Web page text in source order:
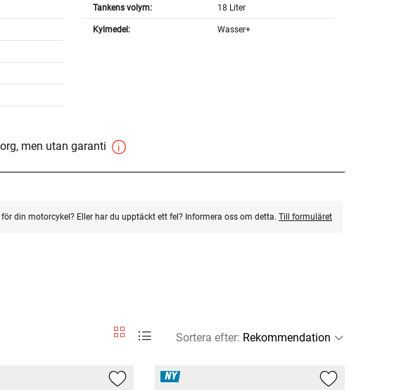
Tankens volym: 18 Liter
Kylmedel: Wasser+
men utan garanti
din motorcykel? Eller har du upptäckt ett fel? Informera oss om detta. Till formuläret
Sortera efter:
NY